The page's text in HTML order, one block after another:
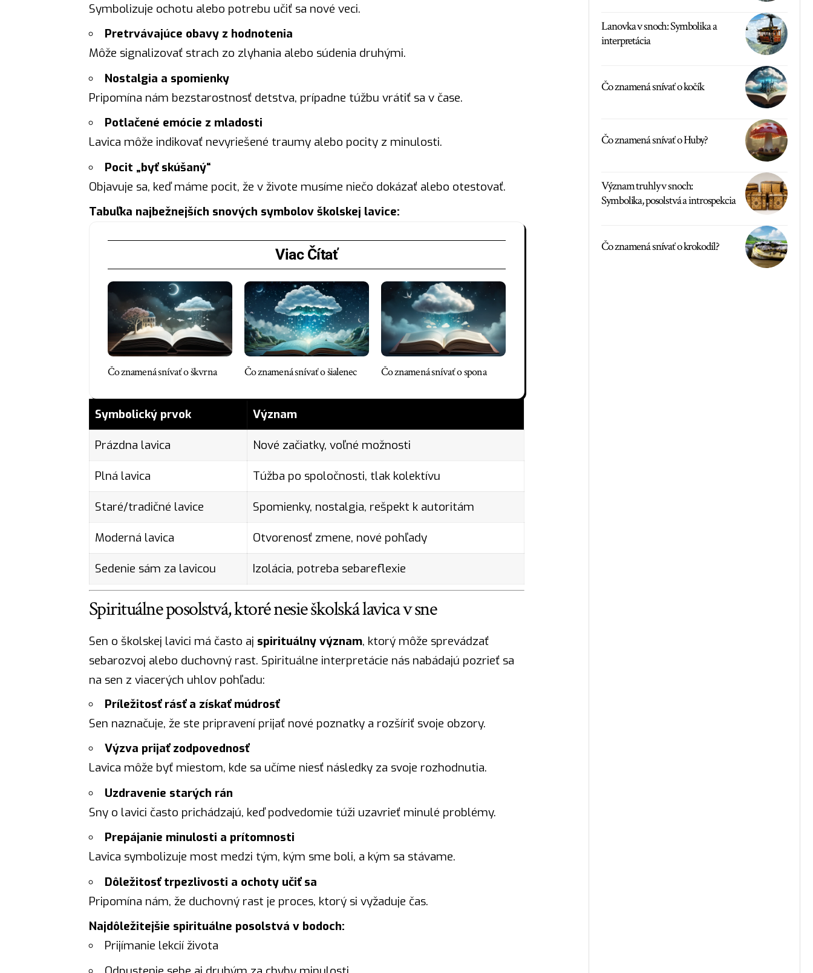
Symbolizuje ochotu alebo potrebu učiť sa nové veci.
Pretrvávajúce obavy z hodnotenia
Môže signalizovať strach zo zlyhania alebo súdenia druhými.
Nostalgia a spomienky
Pripomína nám bezstarostnosť detstva, prípadne túžbu vrátiť sa v čase.
Potlačené emócie z mladosti
Lavica môže indikovať nevyriešené traumy alebo pocity z minulosti.
Pocit „byť skúšaný“
Objavuje sa, keď máme pocit, že v živote musíme niečo dokázať alebo otestovať.
Tabuľka najbežnejších snových symbolov školskej lavice:
Viac Čítať
Čo znamená snívať o škvrna Čo znamená snívať o šialenec Čo znamená snívať o spona
Symbolický prvok Význam
Prázdna lavica Nové začiatky, voľné možnosti
Plná lavica Túžba po spoločnosti, tlak kolektívu
Staré/tradičné lavice Spomienky, nostalgia, rešpekt k autoritám
Moderná lavica Otvorenosť zmene, nové pohľady
Sedenie sám za lavicou Izolácia, potreba sebareflexie
Spirituálne posolstvá, ktoré nesie školská lavica v sne
Sen o školskej lavici má často aj spirituálny význam, ktorý môže sprevádzať
sebarozvoj alebo duchovný rast. Spirituálne interpretácie nás nabádajú pozrieť sa
na sen z viacerých uhlov pohľadu:
Príležitosť rásť a získať múdrosť
Sen naznačuje, že ste pripravení prijať nové poznatky a rozšíriť svoje obzory.
Výzva prijať zodpovednosť
Lavica môže byť miestom, kde sa učíme niesť následky za svoje rozhodnutia.
Uzdravenie starých rán
Sny o lavici často prichádzajú, keď podvedomie túži uzavrieť minulé problémy.
Prepájanie minulosti a prítomnosti
Lavica symbolizuje most medzi tým, kým sme boli, a kým sa stávame.
Dôležitosť trpezlivosti a ochoty učiť sa
Pripomína nám, že duchovný rast je proces, ktorý si vyžaduje čas.
Najdôležitejšie spirituálne posolstvá v bodoch:
Prijímanie lekcií života
Lanovka v snoch: Symbolika a
interpretácia
Čo znamená snívať o kočík
Čo znamená snívať o Huby?
Význam truhly v snoch:
Symbolika, posolstvá a introspekcia
Čo znamená snívať o krokodíl?